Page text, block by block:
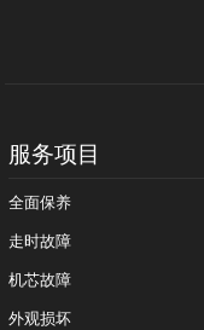
服务项目
全面保养
走时故障
机芯故障
外观损坏